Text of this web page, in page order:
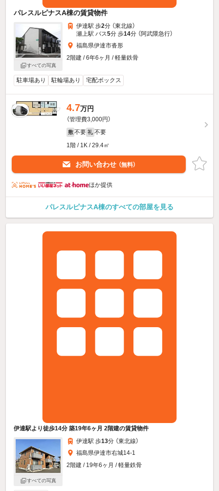
パレスルピナスA棟の賃貸物件
すべての写真
伊達駅 歩2分 （東北線）
瀬上駅 バス5分 歩14分 （阿武隈急行）
福島県伊達市沓形
2階建 / 6年6ヶ月 / 軽量鉄骨
駐車場あり 駐輪場あり 宅配ボックス
4.7万円
（管理費3,000円）
敷 不要 礼 不要
1階 / 1K / 29.4㎡
お問い合わせ （無料）
ほか提供
パレスルピナスA棟のすべての部屋を見る
伊達駅より徒歩14分 築19年6ヶ月 2階建の賃貸物件
すべての写真
伊達駅 歩13分 （東北線）
福島県伊達市右城14-1
2階建 / 19年6ヶ月 / 軽量鉄骨